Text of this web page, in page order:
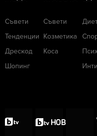
Последвайте
Съвети
Тенденции
Дрескод
Шопинг
Съвети
Козметика
Коса